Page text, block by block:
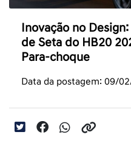
Inovação no
de Seta do HB20
Para-choque
Data da postagem: 09/